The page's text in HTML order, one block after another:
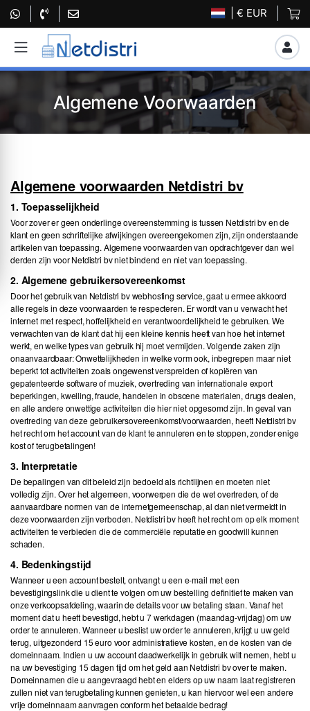
| € EUR
Algemene Voorwaarden
Algemene voorwaarden Netdistri bv
1. Toepasselijkheid
Voor zover er geen onderlinge overeenstemming is tussen Netdistri bv en de
klant en geen schriftelijke afwijkingen overeengekomen zijn, zijn onderstaande
artikelen van toepassing. Algemene voorwaarden van opdrachtgever dan wel
derden zijn voor Netdistri bv niet bindend en niet van toepassing.
2. Algemene gebruikersovereenkomst
Door het gebruik van Netdistri bv webhosting service, gaat u ermee akkoord
alle regels in deze voorwaarden te respecteren. Er wordt van u verwacht het
internet met respect, hoffelijkheid en verantwoordelijkheid te gebruiken. We
verwachten van de klant dat hij een kleine kennis heeft van hoe het internet
werkt, en welke types van gebruik hij moet vermijden. Volgende zaken zijn
onaanvaardbaar: Onwettelijkheden in welke vorm ook, inbegrepen maar niet
beperkt tot activiteiten zoals ongewenst verspreiden of kopiëren van
gepatenteerde software of muziek, overtreding van internationale export
beperkingen, kwelling, fraude, handelen in obscene materialen, drugs dealen,
en alle andere onwettige activiteiten die hier niet opgesomd zijn. In geval van
overtreding van deze gebruikersovereenkomst/voorwaarden, heeft Netdistri bv
het recht om het account van de klant te annuleren en te stoppen, zonder enige
kost of terugbetalingen!
3. Interpretatie
De bepalingen van dit beleid zijn bedoeld als richtlijnen en moeten niet
volledig zijn. Over het algemeen, voorwerpen die de wet overtreden, of de
aanvaardbare normen van de internetgemeenschap, al dan niet vermeldt in
deze voorwaarden zijn verboden. Netdistri bv heeft het recht om op elk moment
activiteiten te verbieden die de commerciële reputatie en goodwill kunnen
schaden.
4. Bedenkingstijd
Wanneer u een account bestelt, ontvangt u een e-mail met een
bevestigingslink die u dient te volgen om uw bestelling definitief te maken van
onze verkoopsafdeling, waarin de details voor uw betaling staan. Vanaf het
moment dat u heeft bevestigd, hebt u 7 werkdagen (maandag-vrijdag) om uw
order te annuleren. Wanneer u beslist uw order te annuleren, krijgt u uw geld
terug, uitgezonderd 15 euro voor administratieve kosten, en de kosten van de
domeinnaam. Indien u uw account daadwerkelijk in gebruik wilt nemen, hebt u
na uw bevestiging 15 dagen tijd om het geld aan Netdistri bv over te maken.
Domeinnamen die u aangevraagd hebt en elders op uw naam laat registreren
zullen niet van terugbetaling kunnen genieten, u kan hiervoor wel een andere
vrije domeinnaam aanvragen conform het betaalde bedrag!